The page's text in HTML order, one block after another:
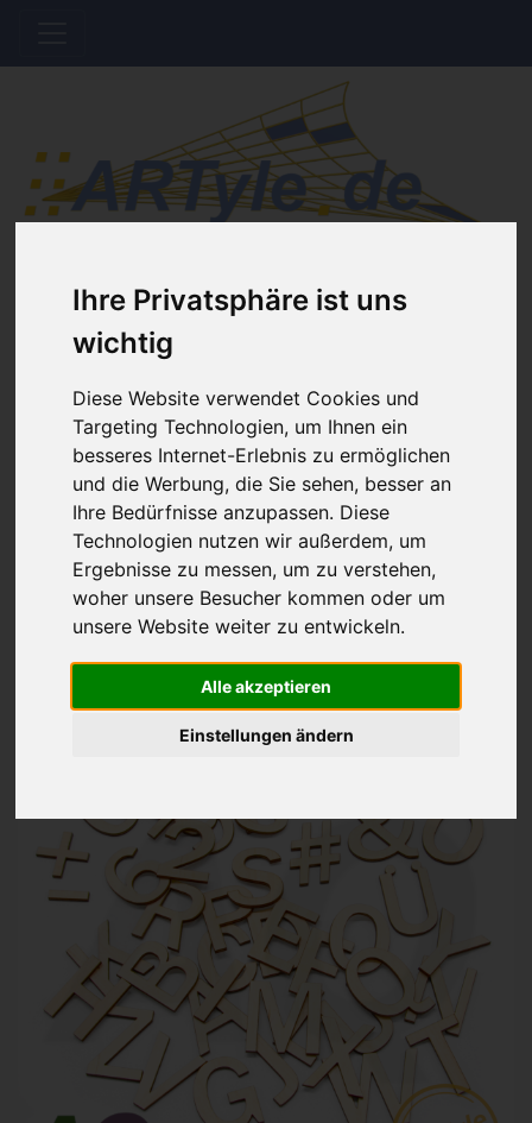
Ihre Privatsphäre ist uns
wichtig
Diese Website verwendet Cookies und
Targeting Technologien, um Ihnen ein
besseres Internet-Erlebnis zu ermöglichen
und die Werbung, die Sie sehen, besser an
Ihre Bedürfnisse anzupassen. Diese
Technologien nutzen wir außerdem, um
Ergebnisse zu messen, um zu verstehen,
woher unsere Besucher kommen oder um
unsere Website weiter zu entwickeln.
Alle akzeptieren
Einstellungen ändern
Der Shop wird aktuell gewartet. Es werden
keine Bestellungen bis auf Weiteres bearbeitet.
HomeKatalog
Basteln, Dekorieren, Schenken
Buchstaben Zahlen Schriftzeichen
Buchstaben Zahlen
Schriftzeichen
Holz natur4 cm
ab 1,00€